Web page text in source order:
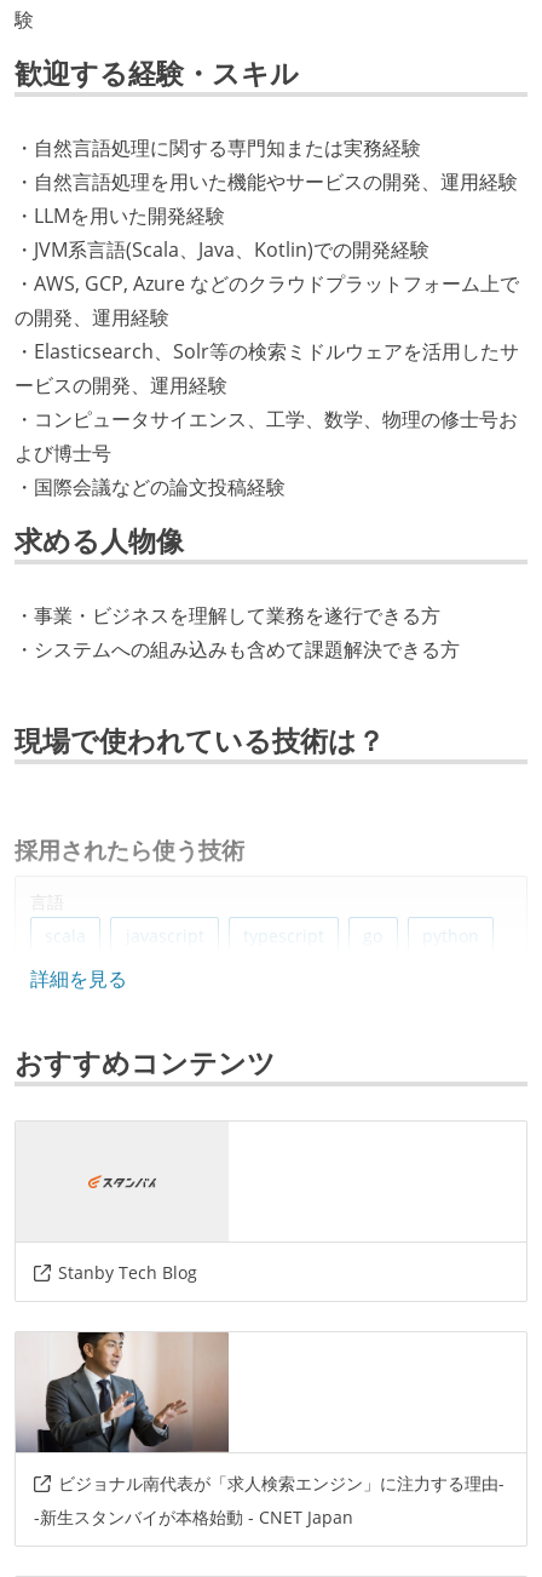
験
歓迎する経験・スキル
・自然言語処理に関する専門知または実務経験
・自然言語処理を用いた機能やサービスの開発、運用経験
・LLMを用いた開発経験
・JVM系言語(Scala、Java、Kotlin)での開発経験
・AWS, GCP, Azure などのクラウドプラットフォーム上で
の開発、運用経験
・Elasticsearch、Solr等の検索ミドルウェアを活用したサ
ービスの開発、運用経験
・コンピュータサイエンス、工学、数学、物理の修士号お
よび博士号
・国際会議などの論文投稿経験
求める人物像
・事業・ビジネスを理解して業務を遂行できる方
・システムへの組み込みも含めて課題解決できる方
現場で使われている技術は？
採用されたら使う技術
言語
scala
javascript typescript go
python
rust
playframework
vue.js
データベース
プロジェクト管理
情報共有ツール
slack
その他
discord
solr elasticcache
ansible
terraform
aws-s3
amazon-emr
詳細を見る
おすすめコンテンツ
Stanby Tech Blog
ビジョナル南代表が「求人検索エンジン」に注力する理由-
-新生スタンバイが本格始動 - CNET Japan